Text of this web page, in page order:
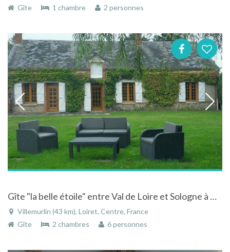
Gîte
1 chambre 2 personnes
Gîte "la belle étoile" entre Val de Loire et Sologne à Villemurlin dans le Loiret
Villemurlin (43 km), Loiret, Centre, France
Gîte
2 chambres 6 personnes